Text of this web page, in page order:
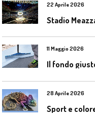
22 Aprile 2026
Stadio
11 Maggio 2026
28 Aprile 2026